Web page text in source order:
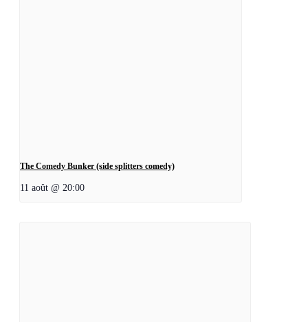
The Comedy Bunker (side splitters comedy)
11 août @ 20:00